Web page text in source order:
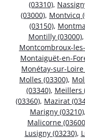
(03310),
(03000), Montvicq
(03150),
Montilly (03000),
Montcombroux-
Montaiguët-en-
Monétay-sur-Loire
Molles (03300),
(03340), Meillers
(03360), Mazirat
Marigny (03210),
Malicorne
Lusigny (03230),